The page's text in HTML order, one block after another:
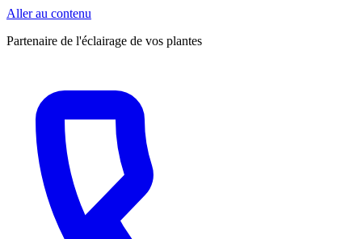
Aller au contenu
Partenaire de l'éclairage de vos plantes